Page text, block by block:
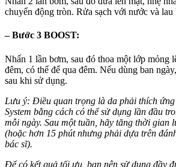
chuyển động tròn. Rửa sạch với nước và lau
– Bước 3 BOOST:
Nhấn 1 lần bơm, sau đó thoa một lớp mỏng
đêm, có thể để qua đêm. Nếu dùng ban
sau khi sử dụng.
Lưu ý: Điều quan trọng là da phải thích
System bằng cách có thể sử dụng lần đầu
mỗi ngày. Sau một tuần, hãy tăng thời gian
(hoặc hơn 15 phút nhưng phải dựa trên
bác sĩ).
Để có kết quả tối ưu, bạn nên sử dụng đầy